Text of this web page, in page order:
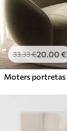
33.33€20.00 €
Moters portretas